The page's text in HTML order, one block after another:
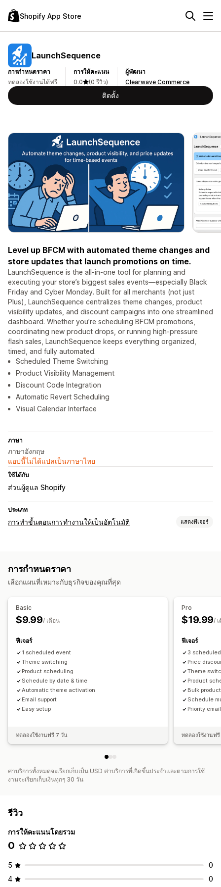
Shopify App Store
LaunchSequence
การกำหนดราคา
ทดลองใช้งานได้ฟรี
การให้คะแนน
0.0
(0 รีวิว)
ผู้พัฒนา
Clearwave Commerce
ติดตั้ง
Level up BFCM with automated theme changes and
store updates that launch promotions on time.
LaunchSequence is the all-in-one tool for planning and
executing your store’s biggest sales events—especially Black
Friday and Cyber Monday. Built for all merchants (not just
Plus), LaunchSequence centralizes theme changes, product
visibility updates, and discount campaigns into one streamlined
dashboard. Whether you’re scheduling BFCM promotions,
coordinating new product drops, or running high-pressure
flash sales, LaunchSequence keeps everything organized,
timed, and fully automated.
Scheduled Theme Switching
Product Visibility Management
Discount Code Integration
Automatic Revert Scheduling
Visual Calendar Interface
ภาษา
ภาษาอังกฤษ
แอปนี้ไม่ได้แปลเป็นภาษาไทย
ใช้ได้กับ
ส่วนผู้ดูแล Shopify
ประเภท
การทำขั้นตอนการทำงานให้เป็นอัตโนมัติ แสดงฟีเจอร์
การปรับแต่ง
ซิงค์ข้อมูลอัตโนมัติ
งานตามกำหนดเวลา
การกำหนดราคา
เลือกแผนที่เหมาะกับธุรกิจของคุณที่สุด
Basic
$9.99/ เดือน
ฟีเจอร์
1 scheduled event
Theme switching
Product scheduling
Schedule by date & time
Automatic theme activation
Email support
Easy setup
ทดลองใช้งานฟรี 7 วัน
Pro
$19.99/
ฟีเจอร์
3
Price
Theme
Product
Bulk
Schedule
Priority
ทดลองใช้งานฟ
ค่าบริการทั้งหมดจะเรียกเก็บเป็น USD ค่าบริการที่เกิดขึ้นประจำและตามการใช้
งานจะเรียกเก็บเงินทุกๆ 30 วัน
รีวิว
การให้คะแนนโดยรวม
0
5
0
4
0